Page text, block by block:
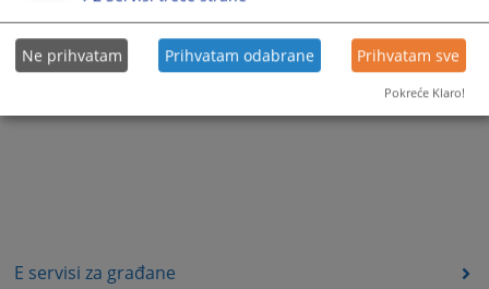
E servisi za građane
Ne prihvatam Prihvatam odabrane Prihvatam sve
Pokreće Klaro!